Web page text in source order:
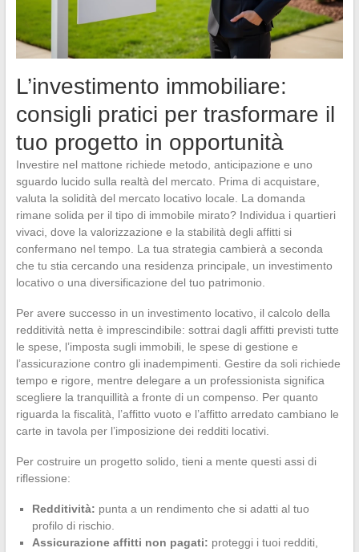
L’investimento immobiliare:
consigli pratici per trasformare il
tuo progetto in opportunità
Investire nel mattone richiede metodo, anticipazione e uno
sguardo lucido sulla realtà del mercato. Prima di acquistare,
valuta la solidità del mercato locativo locale. La domanda
rimane solida per il tipo di immobile mirato? Individua i quartieri
vivaci, dove la valorizzazione e la stabilità degli affitti si
confermano nel tempo. La tua strategia cambierà a seconda
che tu stia cercando una residenza principale, un investimento
locativo o una diversificazione del tuo patrimonio.
Per avere successo in un investimento locativo, il calcolo della
redditività netta è imprescindibile: sottrai dagli affitti previsti tutte
le spese, l’imposta sugli immobili, le spese di gestione e
l’assicurazione contro gli inadempimenti. Gestire da soli richiede
tempo e rigore, mentre delegare a un professionista significa
scegliere la tranquillità a fronte di un compenso. Per quanto
riguarda la fiscalità, l’affitto vuoto e l’affitto arredato cambiano le
carte in tavola per l’imposizione dei redditi locativi.
Per costruire un progetto solido, tieni a mente questi assi di
riflessione:
Redditività: punta a un rendimento che si adatti al tuo
profilo di rischio.
Assicurazione affitti non pagati: proteggi i tuoi redditi,